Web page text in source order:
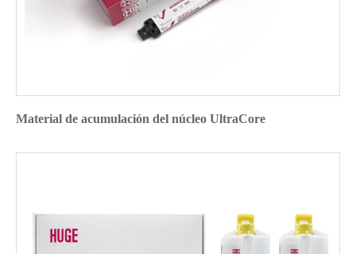
Material de acumulación del núcleo UltraCore